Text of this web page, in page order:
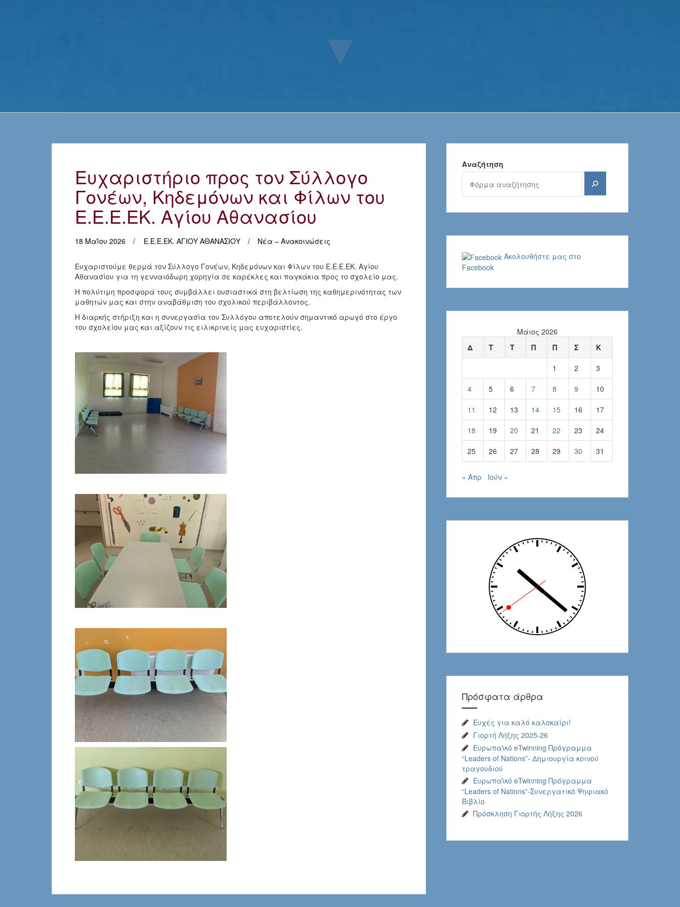
▼
Ευχαριστήριο προς τον Σύλλογο
Γονέων, Κηδεμόνων και Φίλων του
Ε.Ε.Ε.ΕΚ. Αγίου Αθανασίου
18 Μαΐου 2026 Ε.Ε.Ε.ΕΚ. ΑΓΙΟΥ ΑΘΑΝΑΣΙΟΥ Νέα – Ανακοινώσεις
Ευχαριστούμε θερμά τον Σύλλογο Γονέων, Κηδεμόνων και Φίλων του Ε.Ε.Ε.ΕΚ. Αγίου
Αθανασίου για τη γενναιόδωρη χορηγία σε καρέκλες και παγκάκια προς το σχολείο μας.
Η πολύτιμη προσφορά τους συμβάλλει ουσιαστικά στη βελτίωση της καθημερινότητας των
μαθητών μας και στην αναβάθμιση του σχολικού περιβάλλοντος.
Η διαρκής στήριξη και η συνεργασία του Συλλόγου αποτελούν σημαντικό αρωγό στο έργο
του σχολείου μας και αξίζουν τις ειλικρινείς μας ευχαριστίες.
Αναζήτηση
Αναζήτηση
Ακολουθήστε μας στο
Facebook
Μάιος 2026
Δ
Τ Τ Π Π Σ Κ
1 2 3
4 5 6 7 8 9 10
11 12 13 14 15 16 17
18 19 20 21 22 23 24
25 26 27 28 29 30 31
« Απρ Ιούν »
Πρόσφατα άρθρα
Ευχές για καλό καλοκαίρι!
Γιορτή Λήξης 2025-26
Ευρωπαϊκό eTwinning Πρόγραμμα
“Leaders of Nations”- Δημιουργία κοινού
τραγουδιού
Ευρωπαϊκό eTwinning Πρόγραμμα
“Leaders of Nations”-Συνεργατικό Ψηφιακό
Βιβλίο
Πρόσκληση Γιορτής Λήξης 2026